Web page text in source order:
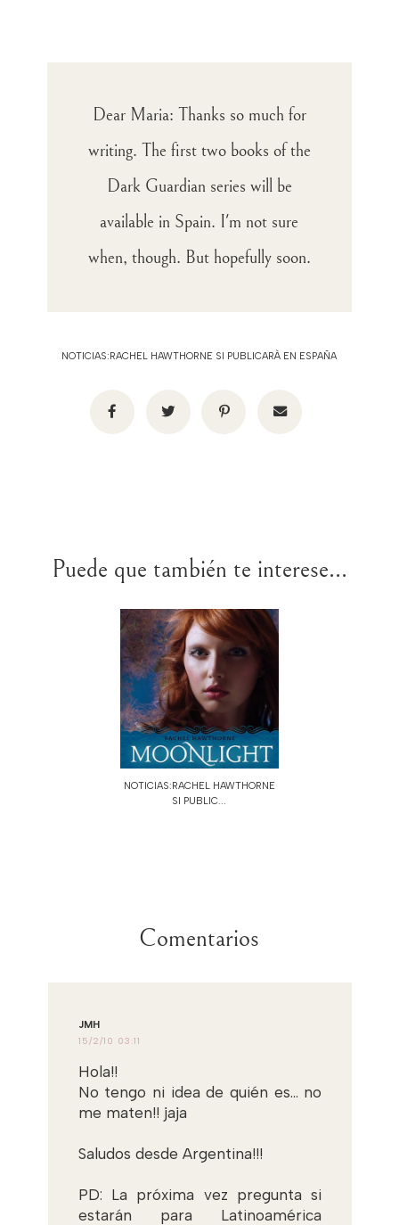
Dear Maria: Thanks so much for
writing. The first two books of the
Dark Guardian series will be
available in Spain. I'm not sure
when, though. But hopefully soon.
NOTICIAS:RACHEL HAWTHORNE SI PUBLICARÀ EN ESPAÑA
Puede que también te interese...
NOTICIAS:RACHEL HAWTHORNE
SI PUBLIC...
Comentarios
JMH
15/2/10 03:11
Hola!!
No tengo ni idea de quién es... no
me maten!! jaja
Saludos desde Argentina!!!
PD: La próxima vez pregunta si
estarán para Latinoamérica